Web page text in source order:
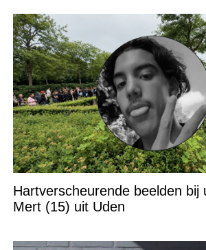
Hartverscheurende beelden bij
Mert (15) uit Uden